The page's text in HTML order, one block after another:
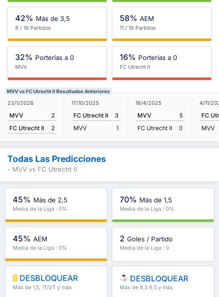
42% Más de 3,5
8 / 19 Partidos
58% AEM
11 / 19 Partidos
32% Porterías a 0
MVV
16% Porterías a 0
FC Utrecht II
MVV vs FC Utrecht II Resultados Anteriores
23/1/2026
MVV
2
FC Utrecht II
2
17/10/2025
FC Utrecht II
3
MVV
1
18/4/2025
MVV
5
FC Utrecht II
0
4/11/
FC
MVV
Todas Las Predicciones
- MVV vs FC Utrecht II
45% Más de 2,5
Media de la Liga : 0%
70% Más de 1,5
Media de la Liga : 0%
45% AEM
Media de la Liga : 0%
2 Goles / Partido
Media de la Liga : 0
DESBLOQUEAR
Más de 1,5, 1T/2T y más
DESBLOQUEAR
Más de 8,5 9,5 y más